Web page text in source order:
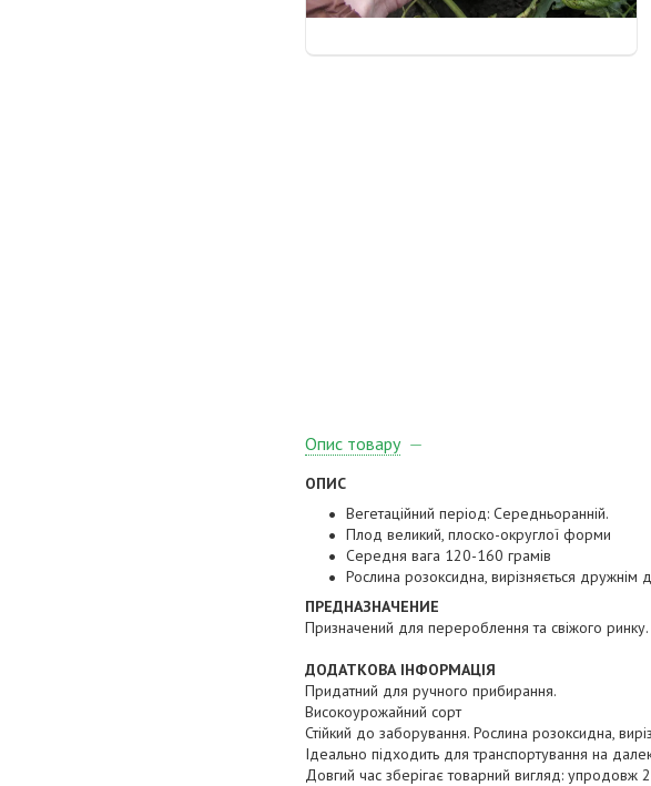
Опис товару
ОПИС
Вегетаційний період: Середньоранній.
Плод великий, плоско-округлої форми
Середня вага 120-160 грамів
Рослина розоксидна, вирізняється дружнім
ПРЕДНАЗНАЧЕНИЕ
Призначений для перероблення та свіжого ринку.
ДОДАТКОВА ІНФОРМАЦІЯ
Придатний для ручного прибирання.
Високоурожайний сорт
Стійкий до заборування. Рослина розоксидна,
Ідеально підходить для транспортування на
Довгий час зберігає товарний вигляд: упродовж